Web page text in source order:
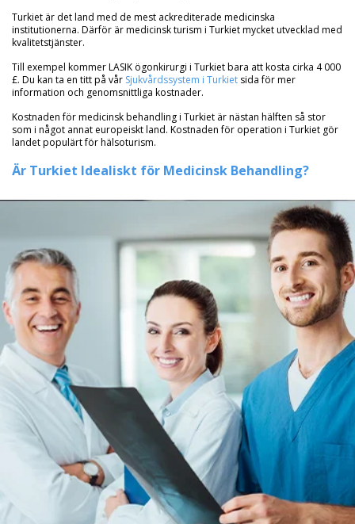
Turkiet är det land med de mest ackrediterade medicinska
institutionerna. Därför är medicinsk turism i Turkiet mycket utvecklad med
kvalitetstjänster.
Till exempel kommer LASIK ögonkirurgi i Turkiet bara att kosta cirka 4 000
£. Du kan ta en titt på vår Sjukvårdssystem i Turkiet sida för mer
information och genomsnittliga kostnader.
Kostnaden för medicinsk behandling i Turkiet är nästan hälften så stor
som i något annat europeiskt land. Kostnaden för operation i Turkiet gör
landet populärt för hälsoturism.
Är Turkiet Idealiskt för Medicinsk Behandling?